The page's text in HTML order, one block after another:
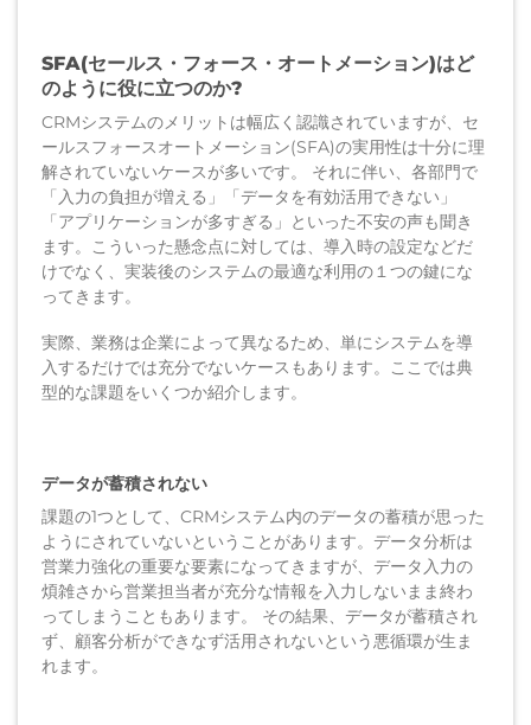
SFA(セールス・フォース・オートメーション)はど
のように役に立つのか?
CRMシステムのメリットは幅広く認識されていますが、セ
ールスフォースオートメーション(SFA)の実用性は十分に理
解されていないケースが多いです。 それに伴い、各部門で
「入力の負担が増える」「データを有効活用できない」
「アプリケーションが多すぎる」といった不安の声も聞き
ます。こういった懸念点に対しては、導入時の設定などだ
けでなく、実装後のシステムの最適な利用の１つの鍵にな
ってきます。
実際、業務は企業によって異なるため、単にシステムを導
入するだけでは充分でないケースもあります。ここでは典
型的な課題をいくつか紹介します。
データが蓄積されない
課題の1つとして、CRMシステム内のデータの蓄積が思った
ようにされていないということがあります。データ分析は
営業力強化の重要な要素になってきますが、データ入力の
煩雑さから営業担当者が充分な情報を入力しないまま終わ
ってしまうこともあります。 その結果、データが蓄積され
ず、顧客分析ができなず活用されないという悪循環が生ま
れます。